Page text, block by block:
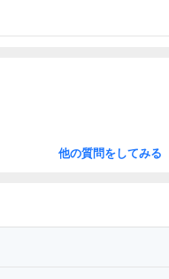
他の質問をしてみる